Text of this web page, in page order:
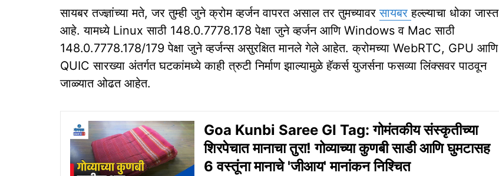
सायबर तज्ज्ञांच्या मते, जर तुम्ही जुने क्रोम व्हर्जन वापरत असाल तर तुमच्यावरसायबरहल्ल्याचा धोका जास्त
आहे. यामध्ये Linux साठी 148.0.7778.178 पेक्षा जुने व्हर्जन आणि Windows व Mac साठी
148.0.7778.178/179 पेक्षा जुने व्हर्जन्स असुरक्षित मानले गेले आहेत. क्रोमच्या WebRTC, GPU आणि
QUIC सारख्या अंतर्गत घटकांमध्ये काही त्रुटी निर्माण झाल्यामुळे हॅकर्स युजर्सना फसव्या लिंक्सवर पाठवून
जाळ्यात ओढत आहेत.
Goa Kunbi Saree GI Tag: गोमंतकीय संस्कृतीच्या
शिरपेचात मानाचा तुरा! गोव्याच्या कुणबी साडी आणि घुमटासह
6 वस्तूंना मानाचे 'जीआय' मानांकन निश्चित